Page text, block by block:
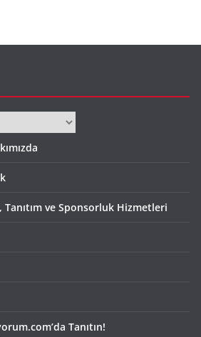
ve Sponsorluk Hizmetleri
Tanıtın!